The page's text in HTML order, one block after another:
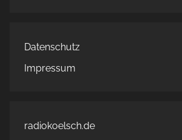
Datenschutz
Impressum
radiokoelsch.de